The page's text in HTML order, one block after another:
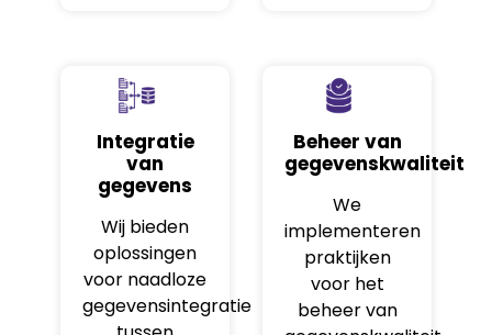
Integratie
van
gegevens
Wij bieden
oplossingen
voor naadloze
gegevensintegratie
Beheer van
gegevenskwaliteit
We
implementeren
praktijken
voor het
beheer van